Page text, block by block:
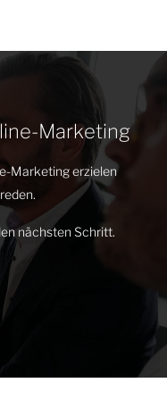
Marketing
Marketing erzielen
nächsten Schritt.